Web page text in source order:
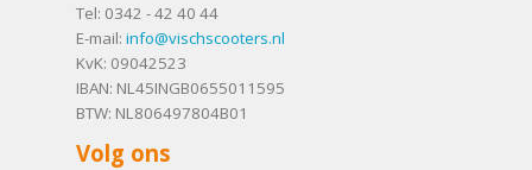
Tel: 0342 - 42 40 44
E-mail: info@vischscooters.nl
KvK: 09042523
IBAN: NL45INGB0655011595
BTW: NL806497804B01
Volg ons